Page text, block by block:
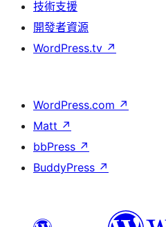
技術支援
開發者資源
WordPress.tv ↗
WordPress.com ↗
Matt ↗
bbPress ↗
BuddyPress ↗